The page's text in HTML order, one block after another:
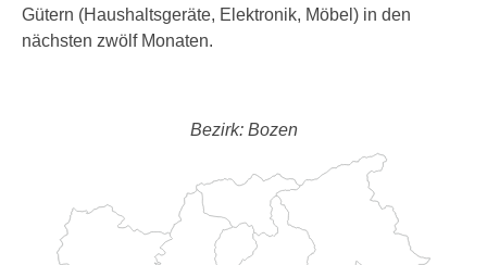
Gütern (Haushaltsgeräte, Elektronik, Möbel) in den
nächsten zwölf Monaten.
Bezirk: Bozen